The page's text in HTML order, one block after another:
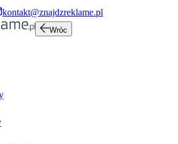
kontakt@znajdzreklame.pl
Wróc